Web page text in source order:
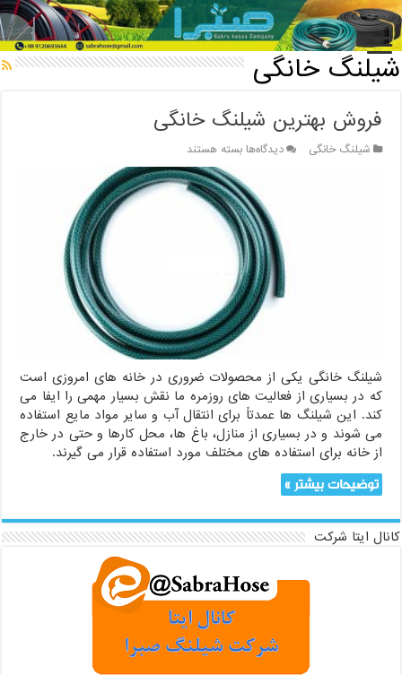
خانه / شیلنگ خانگی
شیلنگ خانگی
فروش بهترین شیلنگ خانگی
شیلنگ خانگی دیدگاه‌هابرای
فروش
بهترین
شیلنگ
خانگی
بسته هستند
شیلنگ خانگی یکی از محصولات ضروری در خانه های امروزی است
که در بسیاری از فعالیت های روزمره ما نقش بسیار مهمی را ایفا می
کند. این شیلنگ ها عمدتاً برای انتقال آب و سایر مواد مایع استفاده
می شوند و در بسیاری از منازل، باغ ها، محل کارها و حتی در خارج
از خانه برای استفاده های مختلف مورد استفاده قرار می گیرند.
توضیحات بیشتر »
کانال ایتا شرکت